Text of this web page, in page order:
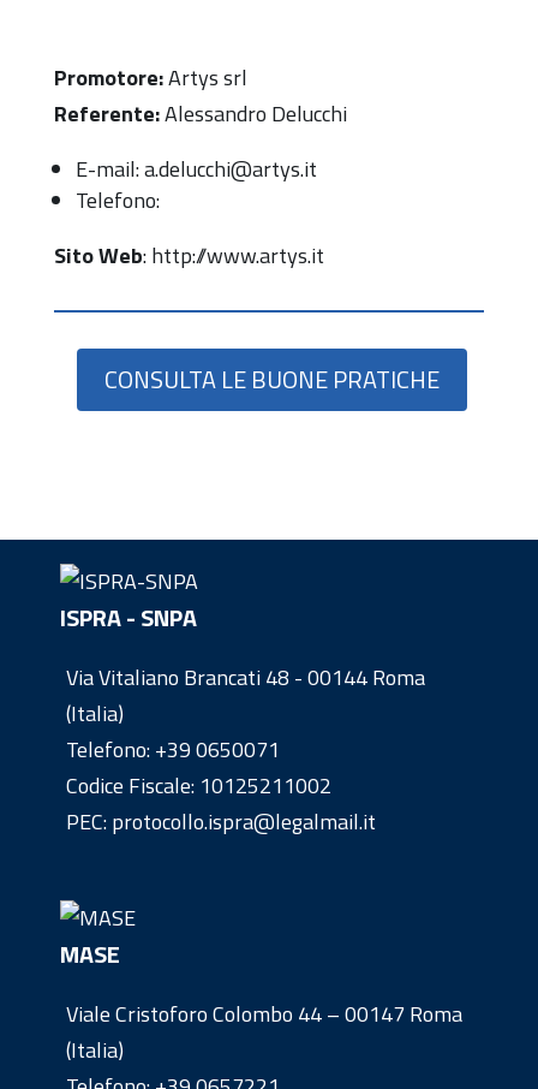
Promotore:Artys srl
Referente:Alessandro Delucchi
E-mail: a.delucchi@artys.it
Telefono:
Sito Web: http://www.artys.it
CONSULTA LE BUONE PRATICHE
ISPRA - SNPA
Via Vitaliano Brancati 48 - 00144 Roma
(Italia)
Telefono:+39 0650071
Codice Fiscale: 10125211002
PEC: protocollo.ispra@legalmail.it
MASE
Viale Cristoforo Colombo 44 – 00147 Roma
(Italia)